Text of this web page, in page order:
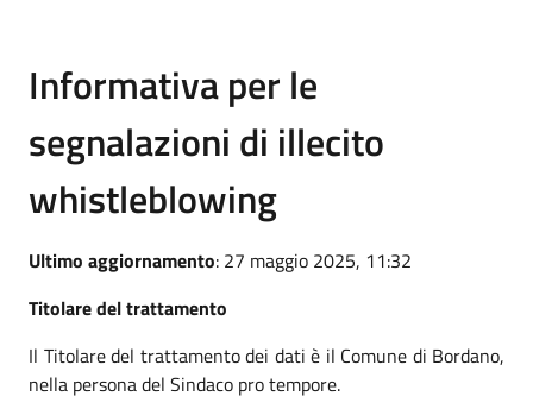
Informativa per le
segnalazioni di illecito
whistleblowing
Ultimo aggiornamento: 27 maggio 2025, 11:32
Titolare del trattamento
Il Titolare del trattamento dei dati è il Comune di Bordano,
nella persona del Sindaco pro tempore.